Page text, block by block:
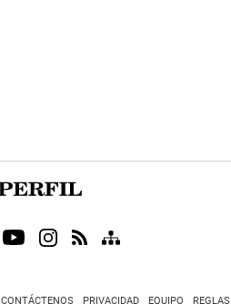
CONTÁCTENOS PRIVACIDAD EQUIPO